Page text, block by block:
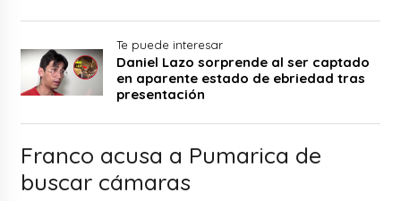
Te puede interesar
Daniel Lazo sorprende al ser captado
en aparente estado de ebriedad tras
presentación
Franco acusa a Pumarica de
buscar cámaras